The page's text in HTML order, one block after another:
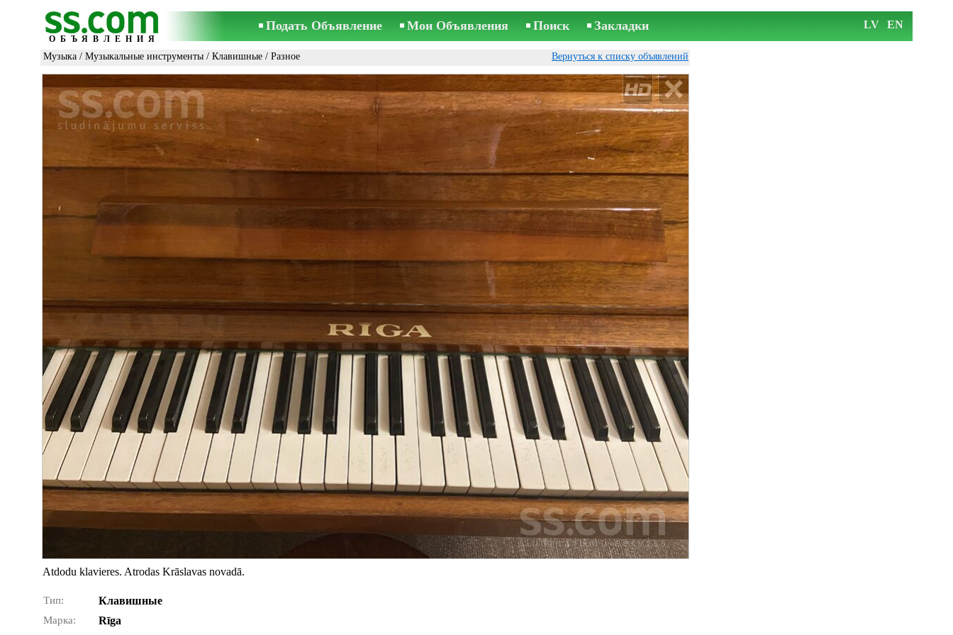
ОБЪЯВЛЕНИЯ
Подать Объявление Мои Объявления Поиск Закладки LV EN
Музыка / Музыкальные инструменты / Клавишные / Разное Вернуться к списку объявлений
Atdodu klavieres. Atrodas Krāslavas novadā.
Тип: Клавишные
Марка: Rīga